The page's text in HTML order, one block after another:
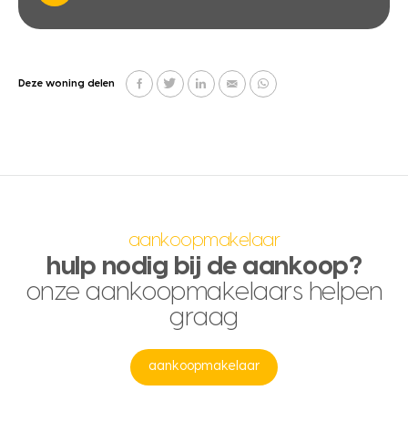
Deze woning delen
aankoopmakelaar
hulp nodig bij de aankoop?
onze aankoopmakelaars helpen
graag
aankoopmakelaar